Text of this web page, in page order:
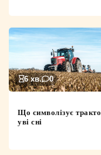
6 хв. 0
Що символізує
уві сні